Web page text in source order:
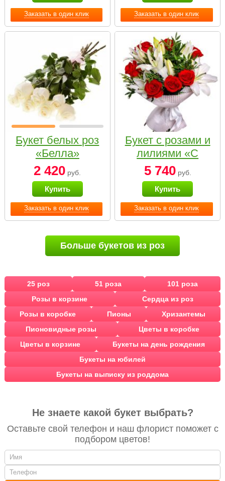
Заказать в один клик Заказать в один клик
Заказать в один клик
Букет белых роз
«Белла»
2 420 руб.
Купить
Заказать в один клик
Букет с розами и
лилиями «С
наилучшими
пожеланиями»
5 740руб.
Купить
Больше букетов из роз
25 роз 51 роза
101 роза
Розы в корзине
Сердца из роз
Розы в коробке
Пионы
Хризантемы
Пионовидные розы
Цветы в коробке
Цветы в корзине
Букеты на день рождения
Букеты на юбилей
Букеты на выписку из роддома
Не знаете какой букет выбрать?
Оставьте свой телефон и наш флорист поможет с
подбором цветов!